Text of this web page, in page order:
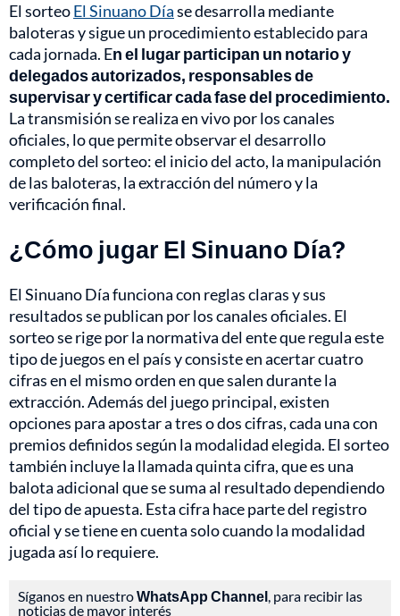
El sorteoEl Sinuano Díase desarrolla mediante
baloteras y sigue un procedimiento establecido para
cada jornada. En el lugar participan un notario y
delegados autorizados, responsables de
supervisar y certificar cada fase del procedimiento.
La transmisión se realiza en vivo por los canales
oficiales, lo que permite observar el desarrollo
completo del sorteo: el inicio del acto, la manipulación
de las baloteras, la extracción del número y la
verificación final.
¿Cómo jugar El Sinuano Día?
El Sinuano Día funciona con reglas claras y sus
resultados se publican por los canales oficiales. El
sorteo se rige por la normativa del ente que regula este
tipo de juegos en el país y consiste en acertar cuatro
cifras en el mismo orden en que salen durante la
extracción. Además del juego principal, existen
opciones para apostar a tres o dos cifras, cada una con
premios definidos según la modalidad elegida. El sorteo
también incluye la llamada quinta cifra, que es una
balota adicional que se suma al resultado dependiendo
del tipo de apuesta. Esta cifra hace parte del registro
oficial y se tiene en cuenta solo cuando la modalidad
jugada así lo requiere.
Síganos en nuestroWhatsApp Channel, para recibir las
noticias de mayor interés